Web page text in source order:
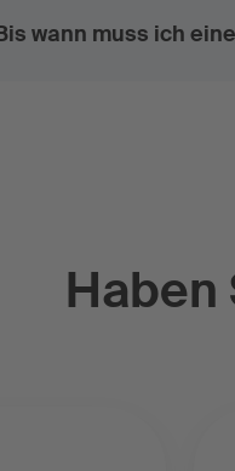
wann muss ich
Haben